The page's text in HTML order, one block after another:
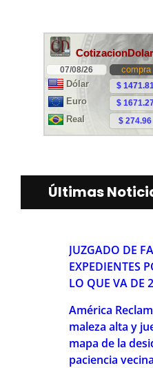
Últimas
JUZGADO DE
EXPEDIENTES
LO QUE VA DE
América
maleza alta y
mapa de la
paciencia